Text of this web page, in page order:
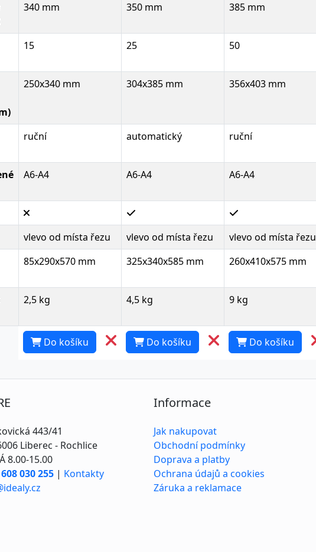
340 mm 350 mm 385 mm
15 25 50
250x340 mm 304x385 mm 356x403 mm
ruční automatický ruční
A6-A4 A6-A4 A6-A4
vlevo od místa řezu vlevo od místa řezu vlevo od místa řezu
85x290x570 mm 325x340x585 mm 260x410x575 mm
2,5 kg 4,5 kg 9 kg
Do košíku Do košíku Do košíku
443/41
Liberec - Rochlice
8.00-15.00
608 030 255 | Kontakty
Informace
Jak nakupovat
Obchodní podmínky
Doprava a platby
Ochrana údajů a cookies
Záruka a reklamace